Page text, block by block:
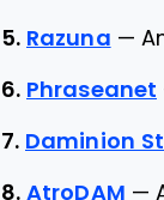
5. Razuna —
6. Phraseanet
7. Daminion
8. AtroDAM —